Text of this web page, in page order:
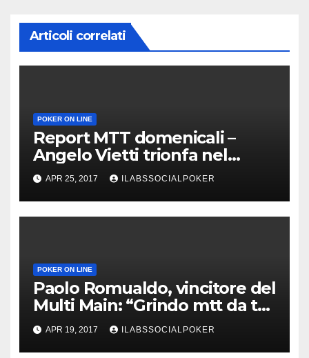
Articoli correlati
POKER ON LINE
Report MTT domenicali –
Angelo Vietti trionfa nel
Super Sunday di People’s
Poker
APR 25, 2017 ILABSSOCIALPOKER
POKER ON LINE
Paolo Romualdo, vincitore del
Multi Main: “Grindo mtt da tre
anni ed è ancora profittevole”
APR 19, 2017 ILABSSOCIALPOKER